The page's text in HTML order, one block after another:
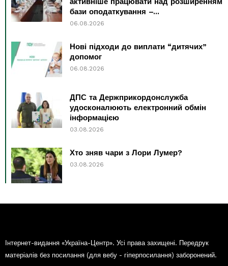
бази оподаткування –...
06.08.2026
Нові підходи до виплати “дитячих”
допомог
06.08.2026
ДПС та Держприкордонслужба
удосконалюють електронний обмін
інформацією
03.08.2026
Хто зняв чари з Лори Лумер?
03.08.2026
Інтернет-видання «Україна-Центр». Усі права захищені. Передрук
матеріалів без посилання (для вебу - гіперпосилання) заборонений.